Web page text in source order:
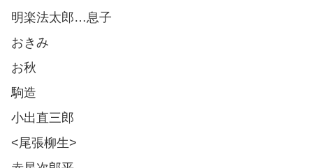
明楽法太郎…息子
おきみ
お秋
駒造
小出直三郎
<尾張柳生>